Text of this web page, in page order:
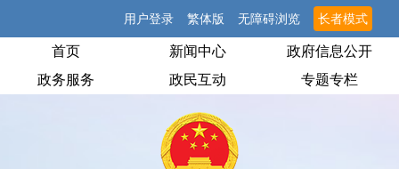
用户登录 繁体版 无障碍浏览 长者模式
首页 新闻中心
政府信息公开
政务服务
政民互动 专题专栏